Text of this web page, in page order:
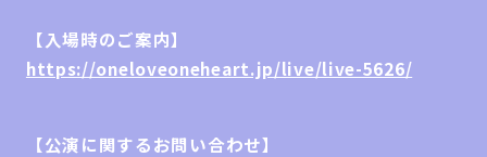
【入場時のご案内】
https://oneloveoneheart.jp/live/live-5626/
【公演に関するお問い合わせ】